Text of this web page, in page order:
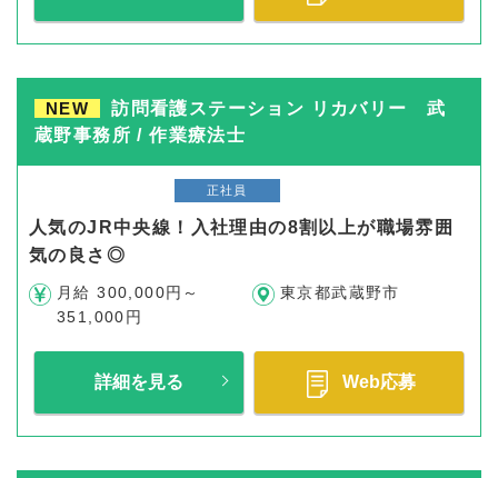
NEW
訪問看護ステーション リカバリー 武
蔵野事務所 / 作業療法士
正社員
人気のJR中央線！入社理由の8割以上が職場雰囲
気の良さ◎
月給 300,000円～
351,000円
東京都武蔵野市
詳細を見る Web応募